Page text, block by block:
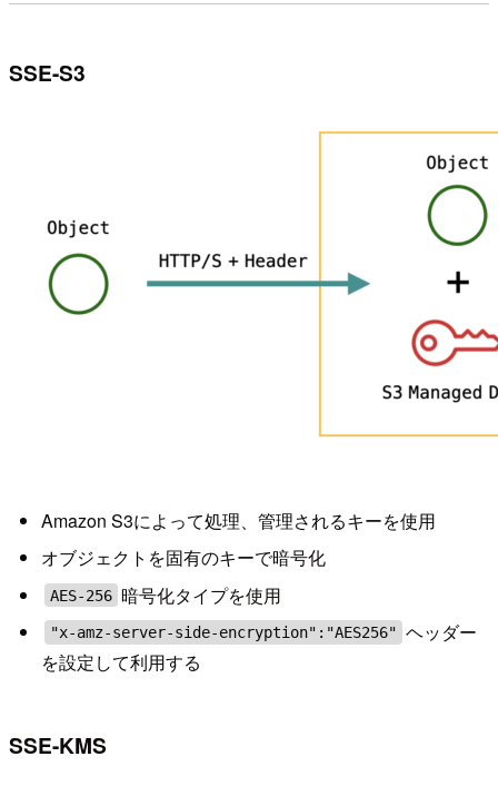
SSE-S3
Amazon S3によって処理、管理されるキーを使用
オブジェクトを固有のキーで暗号化
AES-256 暗号化タイプを使用
"x-amz-server-side-encryption":"AES256" ヘッダー
を設定して利用する
SSE-KMS